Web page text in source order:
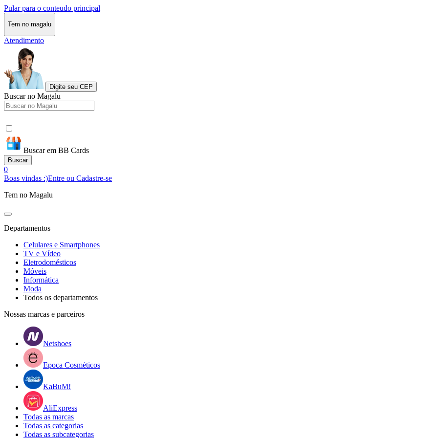
Pular para o conteudo principal
Tem no magalu
Atendimento
Digite seu CEP
Buscar no Magalu
Buscar em BB Cards
Buscar
0
Boas vindas :)Entre ou Cadastre-se
Tem no Magalu
Departamentos
Celulares e Smartphones
TV e Vídeo
Eletrodomésticos
Móveis
Informática
Moda
Todos os departamentos
Nossas marcas e parceiros
Netshoes
Epoca Cosméticos
KaBuM!
AliExpress
Todas as marcas
Todas as categorias
Todas as subcategorias